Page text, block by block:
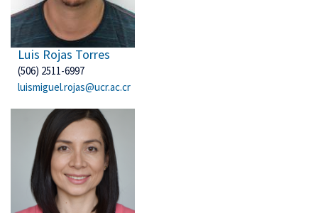
Luis Rojas Torres
(506) 2511-6997
luismiguel.rojas@ucr.ac.cr